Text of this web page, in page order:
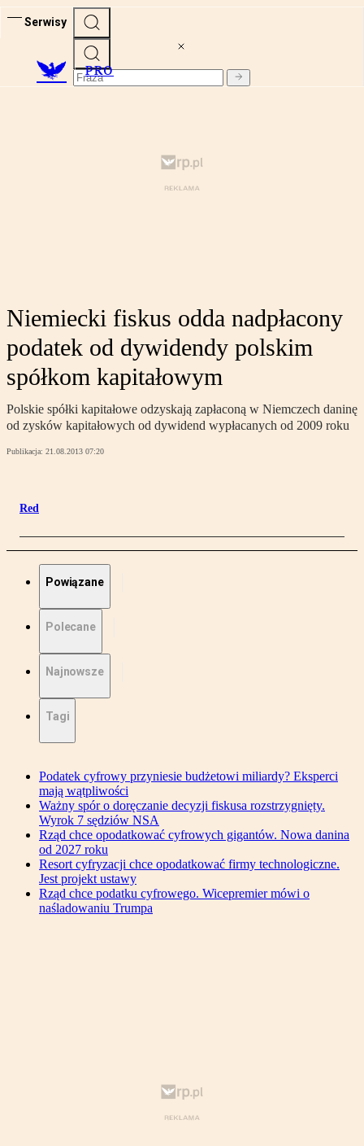
Serwisy
PRO
Niemiecki fiskus odda nadpłacony
podatek od dywidendy polskim
spółkom kapitałowym
Polskie spółki kapitałowe odzyskają zapłaconą w Niemczech daninę
od zysków kapitałowych od dywidend wypłacanych od 2009 roku
Publikacja: 21.08.2013 07:20
Red
Powiązane
Polecane
Najnowsze
Tagi
Podatek cyfrowy przyniesie budżetowi miliardy? Eksperci
mają wątpliwości
Ważny spór o doręczanie decyzji fiskusa rozstrzygnięty.
Wyrok 7 sędziów NSA
Rząd chce opodatkować cyfrowych gigantów. Nowa danina
od 2027 roku
Resort cyfryzacji chce opodatkować firmy technologiczne.
Jest projekt ustawy
Rząd chce podatku cyfrowego. Wicepremier mówi o
naśladowaniu Trumpa